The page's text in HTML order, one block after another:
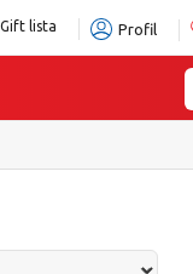
Gift lista Profil